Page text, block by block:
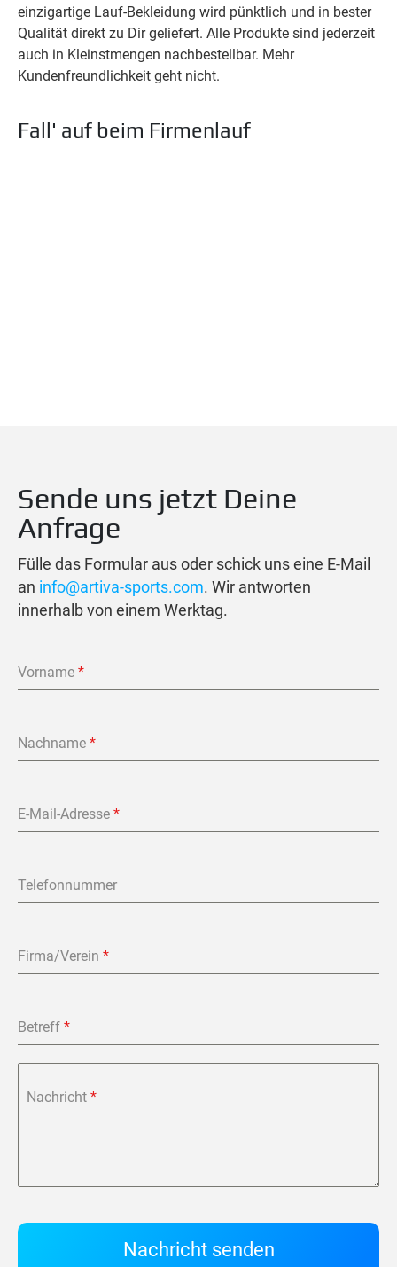
einzigartige Lauf-Bekleidung wird pünktlich und in bester
Qualität direkt zu Dir geliefert. Alle Produkte sind jederzeit
auch in Kleinstmengen nachbestellbar. Mehr
Kundenfreundlichkeit geht nicht.
Fall' auf beim Firmenlauf
Sende uns jetzt Deine
Anfrage
Fülle das Formular aus oder schick uns eine E-Mail
an info@artiva-sports.com. Wir antworten
innerhalb von einem Werktag.
Vorname *
Nachname *
E-Mail-Adresse *
Telefonnummer
Firma/Verein *
Betreff *
Nachricht *
Nachricht senden